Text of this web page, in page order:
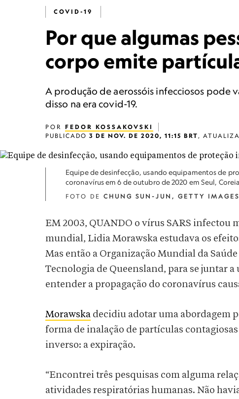
COVID-19
Por que algumas
corpo emite
A produção de aerossóis infecciosos
disso na era covid-19.
POR FEDOR KOSSAKOVSKI
PUBLICADO 3 DE NOV. DE 2020, 11:15 BRT,
Equipe de desinfecção, usando equipamentos de
coronavírus em 6 de outubro de 2020 em Seul,
FOTO DE CHUNG SUN-JUN, GETTY IMAGES
EM 2003, QUANDO o vírus SARS infectou
mundial, Lidia Morawska estudava os
Mas então a Organização Mundial da
Tecnologia de Queensland, para se juntar
entender a propagação do coronavírus
Morawska decidiu adotar uma abordagem
forma de inalação de partículas
inverso: a expiração.
“Encontrei três pesquisas com alguma
atividades respiratórias humanas. Não